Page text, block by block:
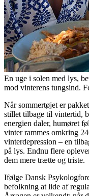
En uge i solen med lys,
mod vinterens tungsind.
Når sommertøjet er
stillet tilbage til vintertid,
energien daler, humøret
vinter rammes omkring
vinterdepression – en
på lys. Endnu flere
dem mere trætte og triste.
Ifølge Dansk
befolkning at lide af